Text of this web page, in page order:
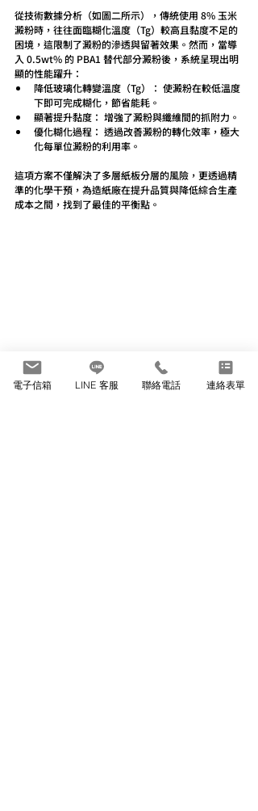
從技術數據分析（如圖二所示），傳統使用 8% 玉米
澱粉時，往往面臨糊化溫度（Tg）較高且黏度不足的
困境，這限制了澱粉的滲透與留著效果。然而，當導
入 0.5wt% 的 PBA1 替代部分澱粉後，系統呈現出明
顯的性能躍升：
降低玻璃化轉變溫度（Tg）： 使澱粉在較低溫度
下即可完成糊化，節省能耗。
顯著提升黏度： 增強了澱粉與纖維間的抓附力。
優化糊化過程： 透過改善澱粉的轉化效率，極大
化每單位澱粉的利用率。
這項方案不僅解決了多層紙板分層的風險，更透過精
準的化學干預，為造紙廠在提升品質與降低綜合生產
成本之間，找到了最佳的平衡點。
圖二：澱粉糊化過程的黏度變化曲線
電子信箱 LINE 客服 聯絡電話 連絡表單